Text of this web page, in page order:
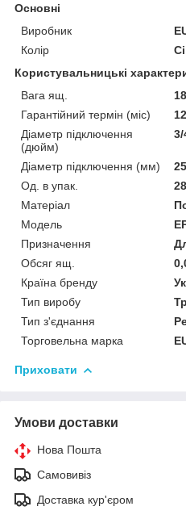
Основні
Виробник
Колір
Користувальницькі
Вага ящ.
Гарантійний термін (міс)
12
Діаметр підключення
(дюйм)
3/
Діаметр підключення (мм)
25
Од. в упак.
Матеріал
Мoдель
Призначення
Обсяг ящ.
Країна бренду
Тип виробу
Тип з'єднання
Торговельна марка
Приховати
Умови доставки
Нова Пошта
Самовивіз
Доставка кур'єром